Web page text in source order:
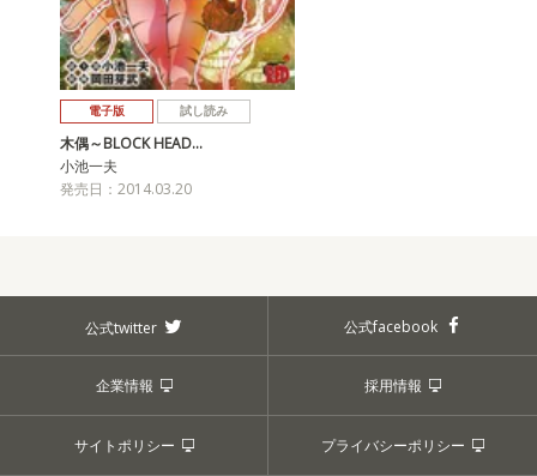
電子版 試し読み
木偶～BLOCK HEAD…
小池一夫
発売日：2014.03.20
公式twitter 公式facebook
企業情報 採用情報
サイトポリシー プライバシーポリシー